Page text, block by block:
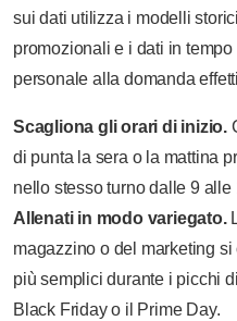
sui dati utilizza i modelli
promozionali e i dati in
personale alla domanda
Scagliona gli orari di inizio.
di punta la sera o la mattina
nello stesso turno dalle 9 alle
Allenati in modo variegato.
magazzino o del marketing
più semplici durante i picchi
Black Friday o il Prime Day.